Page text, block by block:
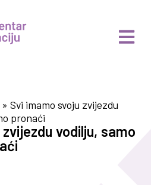
» Svi imamo svoju zvijezdu
pronaći
vodilju, samo